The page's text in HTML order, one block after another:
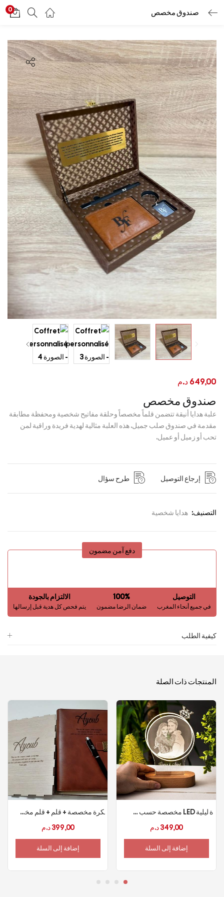
صندوق مخصص 0
صندوق مخصص
649,00د.م
علبة هدايا أنيقة تتضمن قلماً مخصصاً وحلقة مفاتيح شخصية ومحفظة مطابقة
مقدمة في صندوق صلب جميل. هذه العلبة مثالية لهدية فريدة وراقية لمن
تحب أو زميل أو عميل.
إرجاع التوصيل طرح سؤال
التصنيف: هدايا شخصية
دفع آمن مضمون
التوصيل
في جميع أنحاء المغرب
100%
ضمان الرضا مضمون
الالتزام بالجودة
يتم فحص كل هدية قبل إرسالها
كيفية الطلب
المنتجات ذات الصلة
إضاءة ليلية LED مخصصة حسب الطلب
349,00د.م
إضافة إلى السلة
مفكرة مخصصة + قلم + قلم مخصص
399,00د.م
إضافة إلى السلة